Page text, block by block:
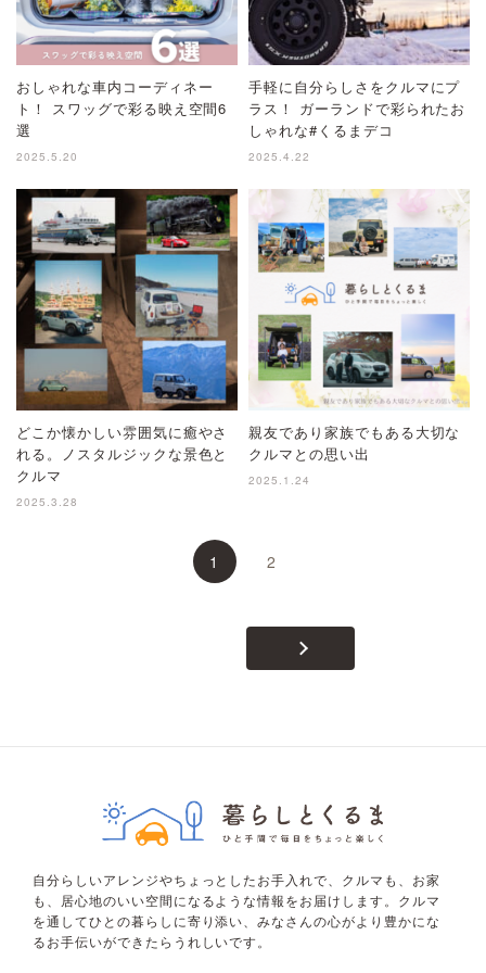
おしゃれな車内コーディネー
ト！ スワッグで彩る映え空間6
選
2025.5.20
手軽に自分らしさをクルマにプ
ラス！ ガーランドで彩られたお
しゃれな#くるまデコ
2025.4.22
どこか懐かしい雰囲気に癒やさ
れる。ノスタルジックな景色と
クルマ
2025.3.28
親友であり家族でもある大切な
クルマとの思い出
2025.1.24
1 2
自分らしいアレンジやちょっとしたお手入れで、クルマも、お家
も、居心地のいい空間になるような情報をお届けします。クルマ
を通してひとの暮らしに寄り添い、みなさんの心がより豊かにな
るお手伝いができたらうれしいです。